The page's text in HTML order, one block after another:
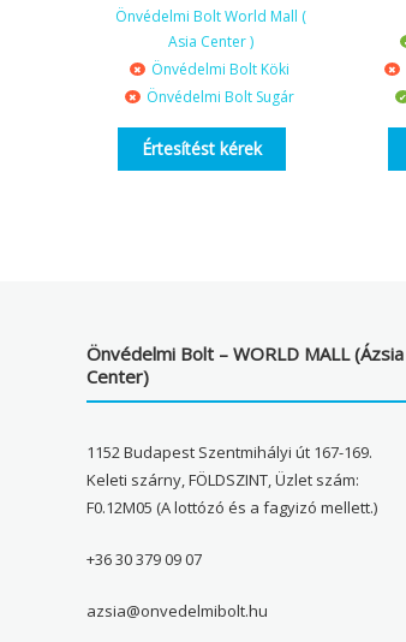
Önvédelmi Bolt World Mall (
Asia Center )
Önvédelmi Bolt Köki
Önvédelmi Bolt Sugár
Értesítést kérek
Önvédelmi Bolt – WORLD MALL (Ázsia
Center)
1152 Budapest Szentmihályi út 167-169.
Keleti szárny, FÖLDSZINT, Üzlet szám:
F0.12M05 (A lottózó és a fagyizó mellett.)
+36 30 379 09 07
azsia@onvedelmibolt.hu